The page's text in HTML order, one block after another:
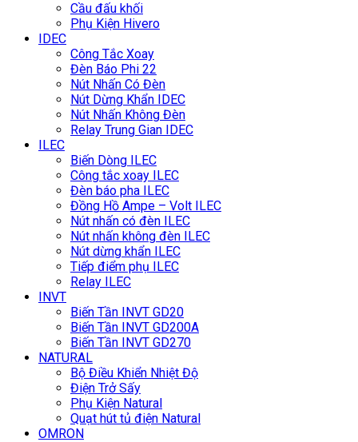
Cầu đấu khối
Phụ Kiện Hivero
IDEC
Công Tắc Xoay
Đèn Báo Phi 22
Nút Nhấn Có Đèn
Nút Dừng Khẩn IDEC
Nút Nhấn Không Đèn
Relay Trung Gian IDEC
ILEC
Biến Dòng ILEC
Công tắc xoay ILEC
Đèn báo pha ILEC
Đồng Hồ Ampe – Volt ILEC
Nút nhấn có đèn ILEC
Nút nhấn không đèn ILEC
Nút dừng khẩn ILEC
Tiếp điểm phụ ILEC
Relay ILEC
INVT
Biến Tần INVT GD20
Biến Tần INVT GD200A
Biến Tần INVT GD270
NATURAL
Bộ Điều Khiển Nhiệt Độ
Điện Trở Sấy
Phụ Kiện Natural
Quạt hút tủ điện Natural
OMRON